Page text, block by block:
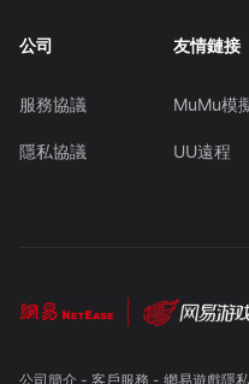
公司
服務協議
隱私協議
友情鏈接
MuMu模
UU遠程
公司簡介- 客戶服務 - 網易遊戲隱